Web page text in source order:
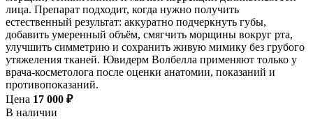
лица. Препарат подходит, когда нужно получить
естественный результат: аккуратно подчеркнуть губы,
добавить умеренный объём, смягчить морщины вокруг рта,
улучшить симметрию и сохранить живую мимику без грубого
утяжеления тканей. Ювидерм Волбелла применяют только у
врача-косметолога после оценки анатомии, показаний и
противопоказаний.
Цена 17 000 ₽
В наличии